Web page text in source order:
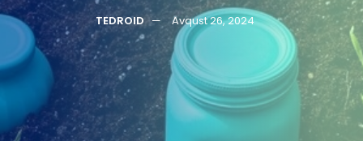
TEDROID Avqust 26, 2024